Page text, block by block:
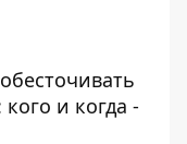
и когда -